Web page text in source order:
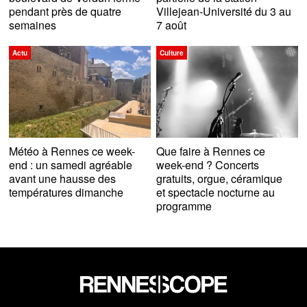
pendant près de quatre
semaines
Villejean-Université du 3 au
7 août
Actu
Météo à Rennes ce week-
end : un samedi agréable
avant une hausse des
températures dimanche
Culture
Que faire à Rennes ce
week-end ? Concerts
gratuits, orgue, céramique
et spectacle nocturne au
programme